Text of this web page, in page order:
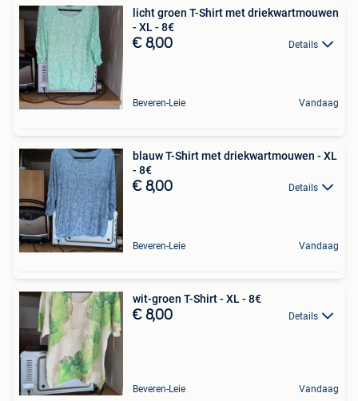
licht groen T-Shirt met driekwartmouwen
- XL - 8€
€ 8,00 Details
Beveren-Leie Vandaag
blauw T-Shirt met driekwartmouwen - XL
- 8€
€ 8,00 Details
Beveren-Leie Vandaag
wit-groen T-Shirt - XL - 8€
€ 8,00 Details
Beveren-Leie Vandaag